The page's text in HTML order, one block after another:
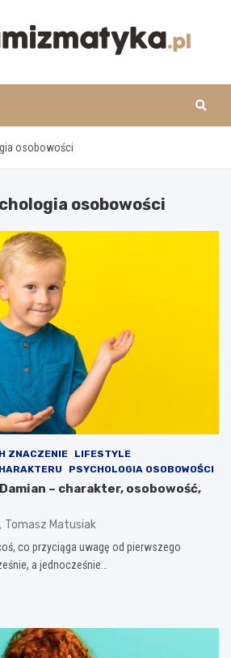
osobowości
osobowości
ZNACZENIE
LIFESTYLE
PSYCHOLOGIA OSOBOWOŚCI
– charakter, osobowość,
Tomasz Matusiak
co przyciąga uwagę od pierwszego
a jednocześnie…